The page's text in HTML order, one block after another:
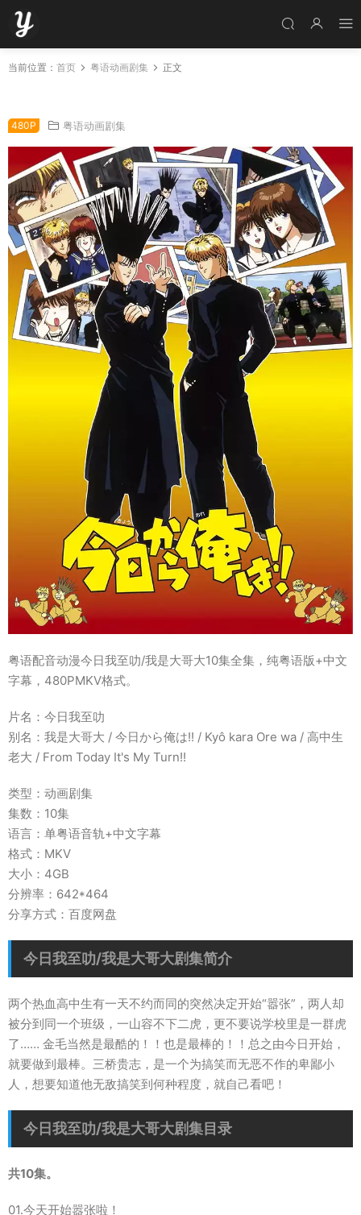
当前位置： 首页 粤语动画剧集 正文
480P 粤语动画剧集
粤语配音动漫今日我至叻/我是大哥大10集全集，纯粤语版+中文
字幕，480PMKV格式。
片名：今日我至叻
别名：我是大哥大 / 今日から俺は!! / Kyô kara Ore wa / 高中生
老大 / From Today It's My Turn!!
类型：动画剧集
集数：10集
语言：单粤语音轨+中文字幕
格式：MKV
大小：4GB
分辨率：642*464
分享方式：百度网盘
今日我至叻/我是大哥大剧集简介
两个热血高中生有一天不约而同的突然决定开始“嚣张”，两人却
被分到同一个班级，一山容不下二虎，更不要说学校里是一群虎
了…… 金毛当然是最酷的！！也是最棒的！！总之由今日开始，
就要做到最棒。三桥贵志，是一个为搞笑而无恶不作的卑鄙小
人，想要知道他无敌搞笑到何种程度，就自己看吧！
今日我至叻/我是大哥大剧集目录
共10集。
01.今天开始嚣张啦！